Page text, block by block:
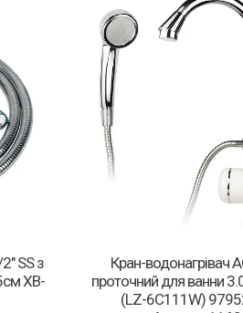
SS з
XB-
Кран-водонагрівач
проточний для ванни
(LZ-6C111W)